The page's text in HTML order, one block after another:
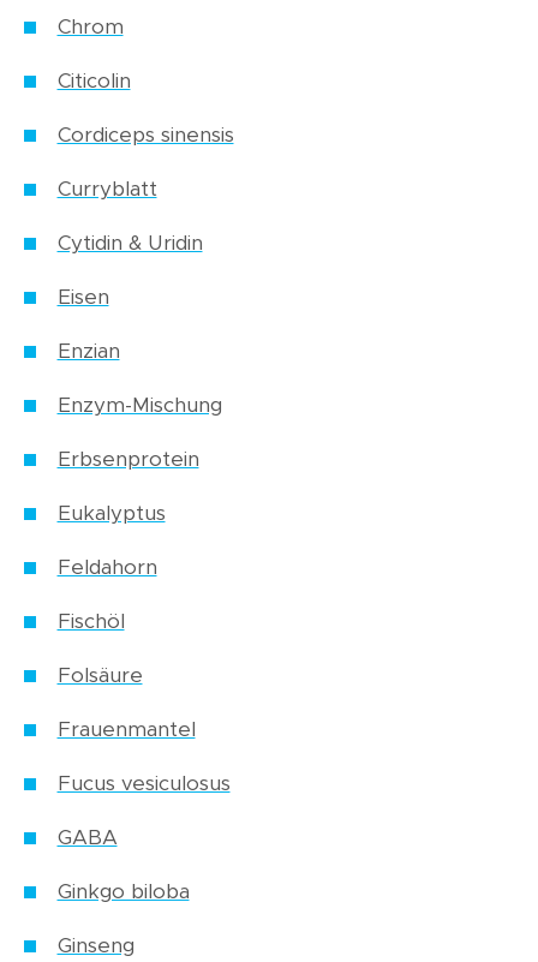
Chrom
Citicolin
Cordiceps sinensis
Curryblatt
Cytidin & Uridin
Eisen
Enzian
Enzym-Mischung
Erbsenprotein
Eukalyptus
Feldahorn
Fischöl
Folsäure
Frauenmantel
Fucus vesiculosus
GABA
Ginkgo biloba
Ginseng